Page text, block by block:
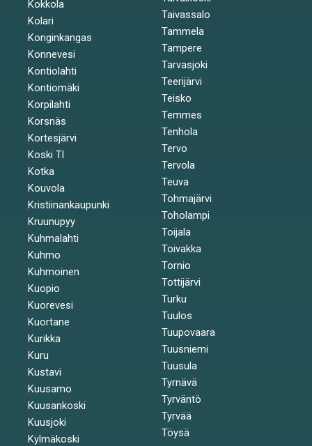
Kokkola
Kolari
Konginkangas
Konnevesi
Kontiolahti
Kontiomäki
Korpilahti
Korsnäs
Kortesjärvi
Koski Tl
Kotka
Kouvola
Kristiinankaupunki
Kruunupyy
Kuhmalahti
Kuhmo
Kuhmoinen
Kuopio
Kuorevesi
Kuortane
Kurikka
Kuru
Kustavi
Kuusamo
Kuusankoski
Kuusjoki
Kylmäkoski
Taivassalo
Tammela
Tampere
Tarvasjoki
Teerijärvi
Teisko
Temmes
Tenhola
Tervo
Tervola
Teuva
Tohmajärvi
Toholampi
Toijala
Toivakka
Tornio
Tottijärvi
Turku
Tuulos
Tuupovaara
Tuusniemi
Tuusula
Tyrnävä
Tyrväntö
Tyrvää
Töysä